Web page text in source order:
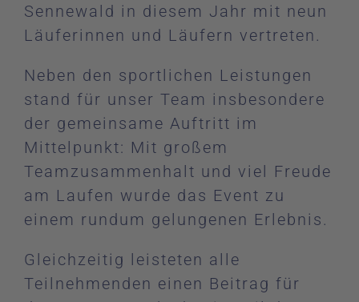
Sennewald in diesem Jahr mit neun
Läuferinnen und Läufern vertreten.
Neben den sportlichen Leistungen
stand für unser Team insbesondere
der gemeinsame Auftritt im
Mittelpunkt: Mit großem
Teamzusammenhalt und viel Freude
am Laufen wurde das Event zu
einem rundum gelungenen Erlebnis.
Gleichzeitig leisteten alle
Teilnehmenden einen Beitrag für